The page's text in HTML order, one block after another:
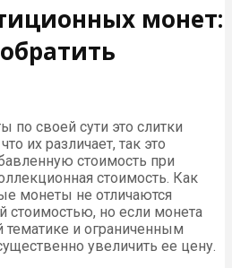
монет:
по своей сути это слитки
их различает, так это
стоимость при
стоимость. Как
монеты не отличаются
стоимостью, но если монета
и ограниченным
увеличить ее цену.